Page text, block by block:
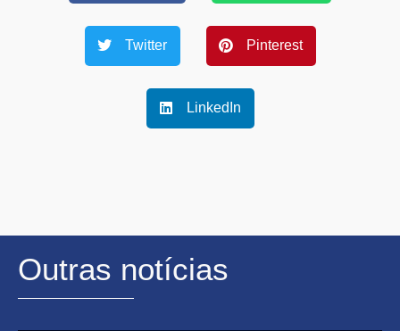
Twitter Pinterest
LinkedIn
Outras notícias